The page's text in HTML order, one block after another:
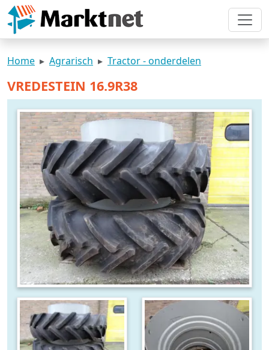
Home Agrarisch Tractor - onderdelen
VREDESTEIN 16.9R38